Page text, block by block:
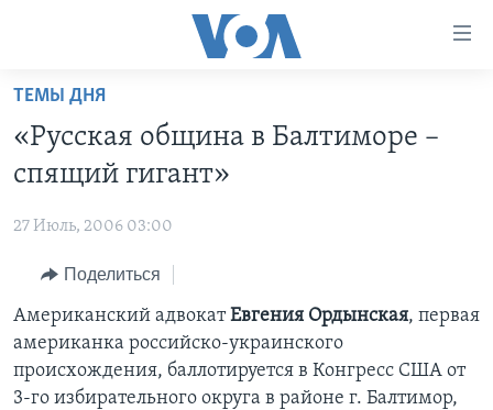
Перейти
основной
контент
навигации
Перейти
поиск
ПРОГРАММЫ
НОВОСТИ ЗА МИНУТУ
ИТОГИ
ПОЧЕМУ ЭТО ВАЖНО?
ДИСКУССИЯ VOA
ДЕТАЛИ
УЧИМ АНГЛИЙСКИЙ
НАША АМЕРИКАНСКАЯ ИСТОРИЯ
А КАК В АМЕРИКЕ?
АРТЕФАКТЫ
АМЕРИКАНСКИЕ ГОРОДКИ
ЭКСПЕРТИЗА
ИНТЕРВЬЮ
ФАКТЫ ПРОТИВ ФЕЙКОВ
ЗА СВОБОДУ ПРЕССЫ
УЧИМ АНГЛИЙСКИЙ
ТЕМЫ ДНЯ
«Русская община в Балтиморе –
спящий гигант»
27 Июль, 2006 03:00
Поделиться
Американский адвокатЕвгения Ордынская, первая
американка российско-украинского
происхождения, баллотируется в Конгресс США от
3-го избирательного округа в районе г. Балтимор,